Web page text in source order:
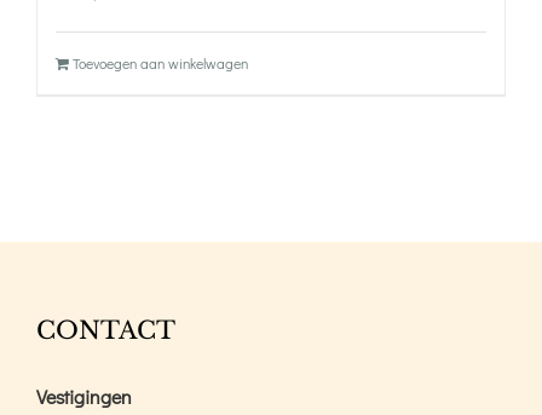
Toevoegen aan winkelwagen
CONTACT
Vestigingen